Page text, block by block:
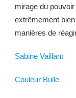
mirage du
extrêmement
manières de
Sabine Vaillant
Couleur Bulle